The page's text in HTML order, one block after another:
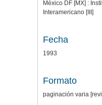
México DF [MX] :
Interamericano [III]
Fecha
1993
Formato
paginación varia